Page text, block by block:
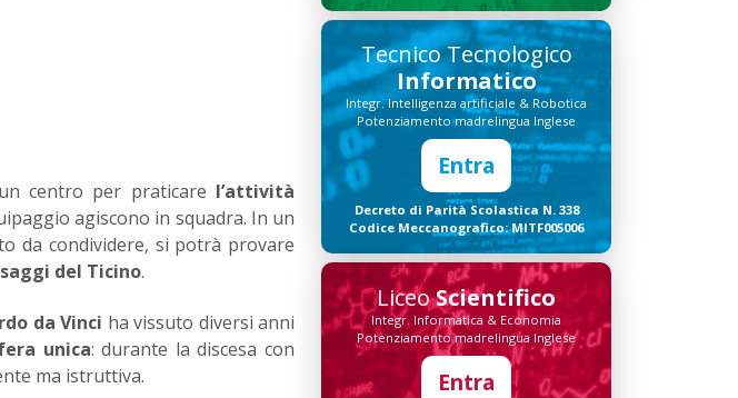
centro per praticare l’attività
agiscono in squadra. In un
da condividere, si potrà provare
del Ticino.
da Vinci ha vissuto diversi anni
unica: durante la discesa con
ma istruttiva.
Tecnico Tecnologico
Informatico
Integr. Intelligenza artificiale & Robotica
Potenziamento madrelingua Inglese
Entra
Decreto di Parità Scolastica N. 338
Codice Meccanografico: MITF005006
LiceoScientifico
Integr. Informatica & Economia
Potenziamento madrelingua Inglese
Entra